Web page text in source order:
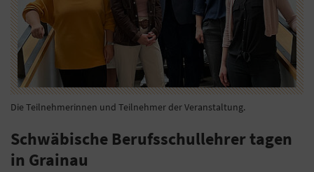
Die Teilnehmerinnen und Teilnehmer der Veranstaltung.
Schwäbische Berufsschullehrer tagen
in Grainau